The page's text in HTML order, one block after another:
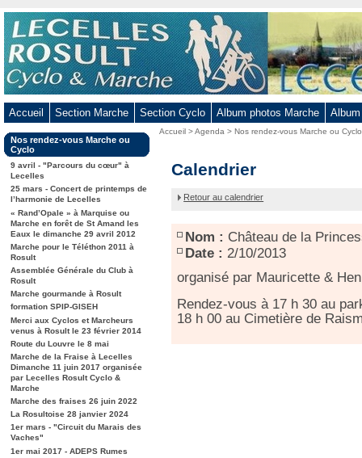
Aller
au
contenu
-
Aller
menu
principal
-
Aller
la
recherche
Accueil Section Marche Section Cyclo Album photos Marche
Dans
la
rubrique
:
Nos rendez-vous Marche ou
Cyclo
9 avril - "Parcours du cœur" à
Lecelles
25 mars - Concert de printemps de
l’harmonie de Lecelles
« Rand’Opale » à Marquise ou
Marche en forêt de St Amand les
Eaux le dimanche 29 avril 2012
Marche pour le Téléthon 2011 à
Rosult
Assemblée Générale du Club à
Rosult
Marche gourmande à Rosult
formation SPIP-GISEH
Merci aux Cyclos et Marcheurs
venus à Rosult le 23 février 2014
Route du Louvre le 8 mai
Marche de la Fraise à Lecelles
Dimanche 11 juin 2017 organisée
par Lecelles Rosult Cyclo &
Marche
Marche des fraises 26 juin 2022
La Rosultoise 28 janvier 2024
1er mars - "Circuit du Marais des
Vaches"
1er mai 2017 - ADEPS Rumes
Vous
Accueil >Agenda>Nos rendez-vous Marche ou Cyclo
Château
de
la
Princesse
Raismes
Calendrier
Retour au calendrier
Nom : Château de la
Date : 2/10/2013
organisé par Mauricette &
Rendez-vous à 17 h 30 au
18 h 00 au Cimetière de